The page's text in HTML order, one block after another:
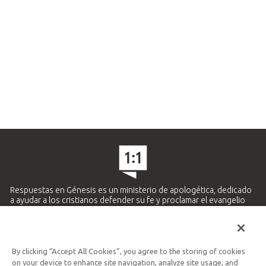
Respuestas en Génesis es un ministerio de apologética, dedicado
a ayudar a los cristianos defender su fe y proclamar el evangelio
Ministerio Hispano y Latinoamericano
By clicking “Accept All Cookies”, you agree to the storing of cookies
on your device to enhance site navigation, analyze site usage, and